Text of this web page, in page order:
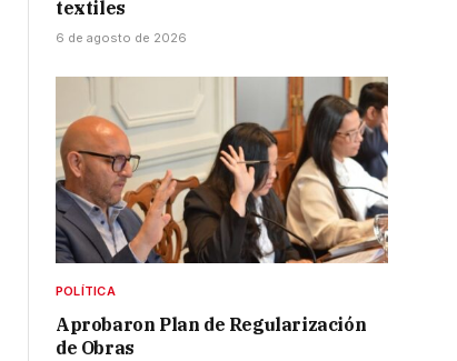
textiles
6 de agosto de 2026
POLÍTICA
Aprobaron Plan de Regularización
de Obras